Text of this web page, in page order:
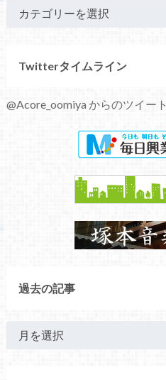
Twitterタイムライン
@Acore_oomiya からのツイート
過去の記事